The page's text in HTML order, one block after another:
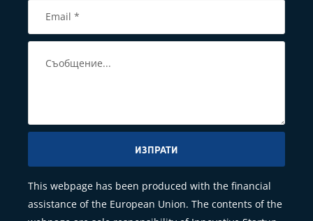
ИЗПРАТИ
This webpage has been produced with the financial
assistance of the European Union. The contents of the